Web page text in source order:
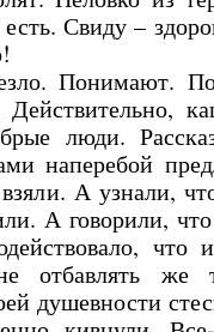
Свиду –
Понимают.
Действительно,
люди.
наперебой
А узнали,
А говорили,
что
отбавлять же
душевности